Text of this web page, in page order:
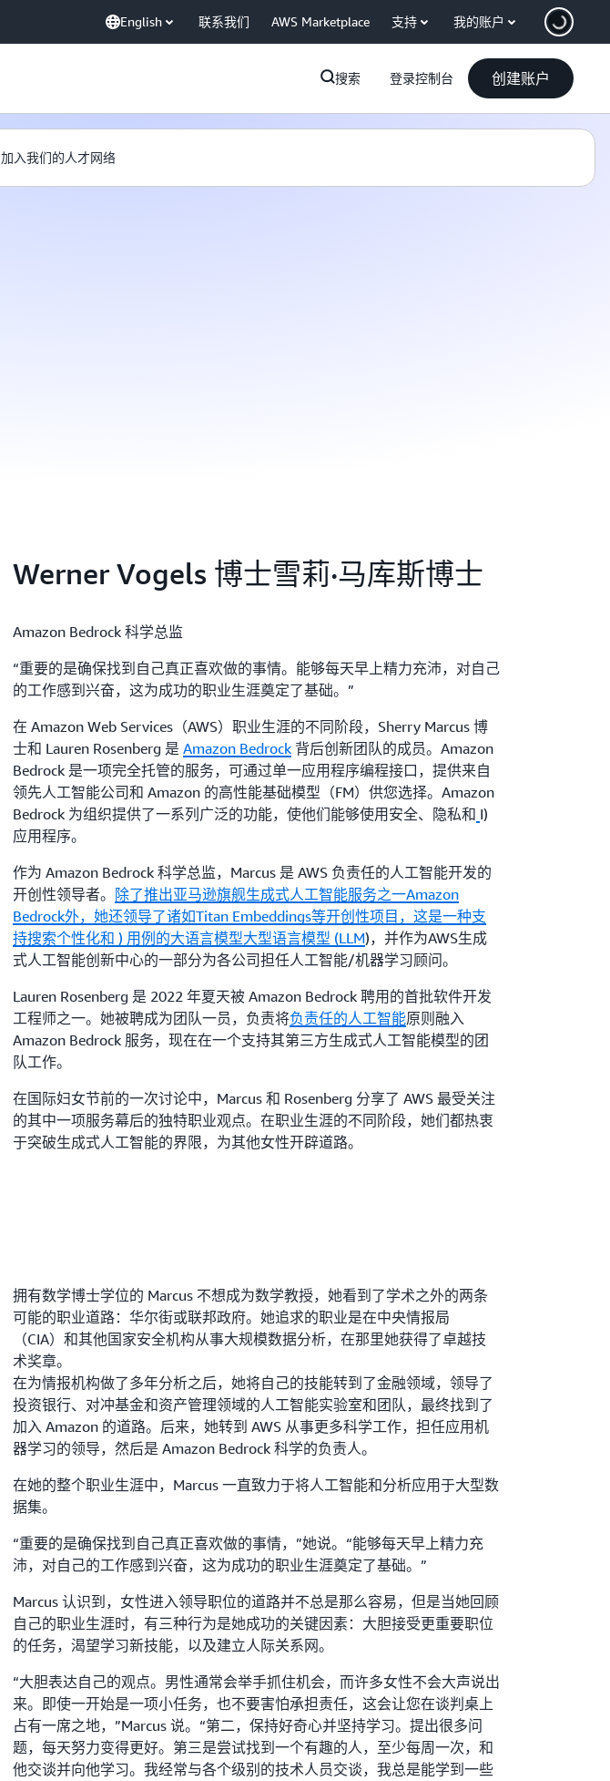
English 联系我们 AWS Marketplace 支持 我的账户
搜索 登录控制台 创建账户
加入我们的人才网络
Werner Vogels 博士雪莉·马库斯博士
Amazon Bedrock 科学总监
“重要的是确保找到自己真正喜欢做的事情。能够每天早上精力充沛，对自己
的工作感到兴奋，这为成功的职业生涯奠定了基础。”
在 Amazon Web Services（AWS）职业生涯的不同阶段，Sherry Marcus 博
士和 Lauren Rosenberg 是 Amazon Bedrock 背后创新团队的成员。Amazon
Bedrock 是一项完全托管的服务，可通过单一应用程序编程接口，提供来自
领先人工智能公司和 Amazon 的高性能基础模型（FM）供您选择。Amazon
Bedrock 为组织提供了一系列广泛的功能，使他们能够使用安全、隐私和 I)
应用程序。
作为 Amazon Bedrock 科学总监，Marcus 是 AWS 负责任的人工智能开发的
开创性领导者。 除了推出亚马逊旗舰生成式人工智能服务之一Amazon
Bedrock外，她还领导了诸如Titan Embeddings等开创性项目，这是一种支
持搜索个性化和 ) 用例的大语言模型大型语言模型 (LLM)，并作为AWS生成
式人工智能创新中心的一部分为各公司担任人工智能/机器学习顾问。
Lauren Rosenberg 是 2022 年夏天被 Amazon Bedrock 聘用的首批软件开发
工程师之一。她被聘成为团队一员，负责将负责任的人工智能原则融入
Amazon Bedrock 服务，现在在一个支持其第三方生成式人工智能模型的团
队工作。
在国际妇女节前的一次讨论中，Marcus 和 Rosenberg 分享了 AWS 最受关注
的其中一项服务幕后的独特职业观点。在职业生涯的不同阶段，她们都热衷
于突破生成式人工智能的界限，为其他女性开辟道路。
拥有数学博士学位的 Marcus 不想成为数学教授，她看到了学术之外的两条
可能的职业道路：华尔街或联邦政府。她追求的职业是在中央情报局
（CIA）和其他国家安全机构从事大规模数据分析，在那里她获得了卓越技
术奖章。
在为情报机构做了多年分析之后，她将自己的技能转到了金融领域，领导了
投资银行、对冲基金和资产管理领域的人工智能实验室和团队，最终找到了
加入 Amazon 的道路。后来，她转到 AWS 从事更多科学工作，担任应用机
器学习的领导，然后是 Amazon Bedrock 科学的负责人。
在她的整个职业生涯中，Marcus 一直致力于将人工智能和分析应用于大型数
据集。
“重要的是确保找到自己真正喜欢做的事情，”她说。“能够每天早上精力充
沛，对自己的工作感到兴奋，这为成功的职业生涯奠定了基础。”
Marcus 认识到，女性进入领导职位的道路并不总是那么容易，但是当她回顾
自己的职业生涯时，有三种行为是她成功的关键因素：大胆接受更重要职位
的任务，渴望学习新技能，以及建立人际关系网。
“大胆表达自己的观点。男性通常会举手抓住机会，而许多女性不会大声说出
来。即使一开始是一项小任务，也不要害怕承担责任，这会让您在谈判桌上
占有一席之地，”Marcus 说。“第二，保持好奇心并坚持学习。提出很多问
题，每天努力变得更好。第三是尝试找到一个有趣的人，至少每周一次，和
他交谈并向他学习。我经常与各个级别的技术人员交谈，我总是能学到一些